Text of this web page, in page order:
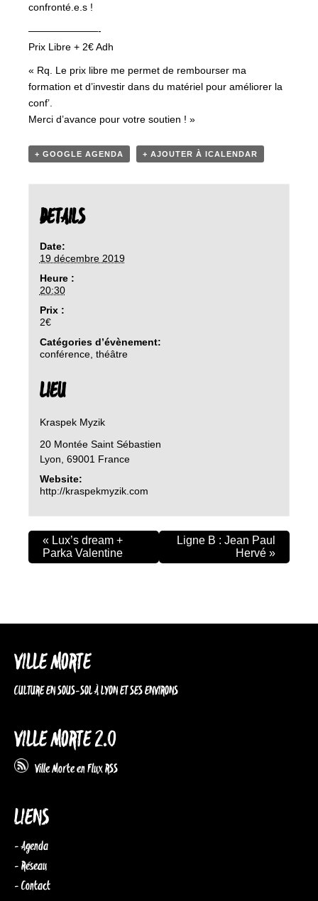
confronté.e.s !
———————-
Prix Libre + 2€ Adh
« Rq. Le prix libre me permet de rembourser ma
formation et d’investir dans du matériel pour améliorer la
conf’.
Merci d’avance pour votre soutien ! »
+ GOOGLE AGENDA + AJOUTER À ICALENDAR
DETAILS
Date:
19 décembre 2019
Heure :
20:30
Prix :
2€
Catégories d’évènement:
conférence, théâtre
LIEU
Kraspek Myzik
20 Montée Saint Sébastien
Lyon 69001 France
Website:
http://kraspekmyzik.com
« Lux’s dream +
Parka Valentine
Ligne B : Jean Paul
Hervé »
VILLE MORTE
CULTURE EN SOUS-SOL À LYON ET SES ENVIRONS
VILLE MORTE 2.0
Ville Morte en Flux RSS
LIENS
- Agenda
- Réseau
- Contact